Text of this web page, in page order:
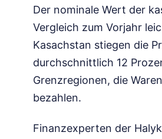
Der nominale Wert der
Vergleich zum Vorjahr
Kasachstan stiegen die
durchschnittlich 12
Grenzregionen, die
bezahlen.
Finanzexperten der